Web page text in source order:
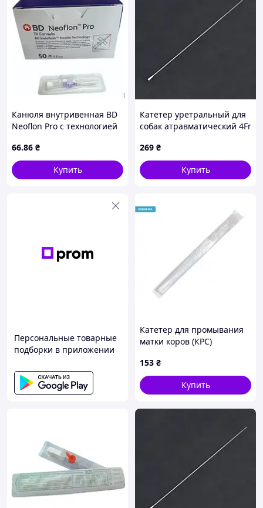
Канюля внутривенная BD
Neoflon Pro с технологией
× 19 мм) фиолетовая
стерильная
66.86 ₴
Купить
Катетер уретральный для
собак атравматический 4Fr
269 ₴
Купить
Персональные товарные
подборки в приложении
Катетер для промывания
матки коров (КРС)
шт./уп.
153 ₴
Купить